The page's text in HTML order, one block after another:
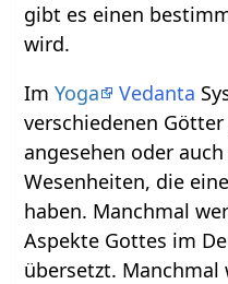
gibt es einen
wird.
ImYoga Vedanta
verschiedenen
angesehen oder
Wesenheiten, die
haben. Manchmal
Aspekte Gottes im
übersetzt.